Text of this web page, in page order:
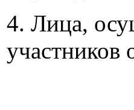
4. Лица,
участников